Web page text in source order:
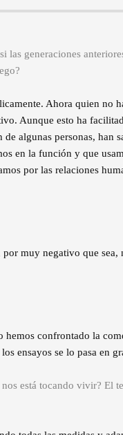
las generaciones
Ahora quien no
Aunque esto ha
algunas personas, han
en la función y que
por las relaciones
muy negativo que sea,
confrontado la
ensayos se lo pasa en
está tocando vivir? El